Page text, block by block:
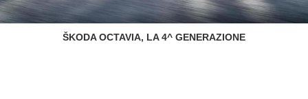
ŠKODA OCTAVIA, LA 4^ GENERAZIONE